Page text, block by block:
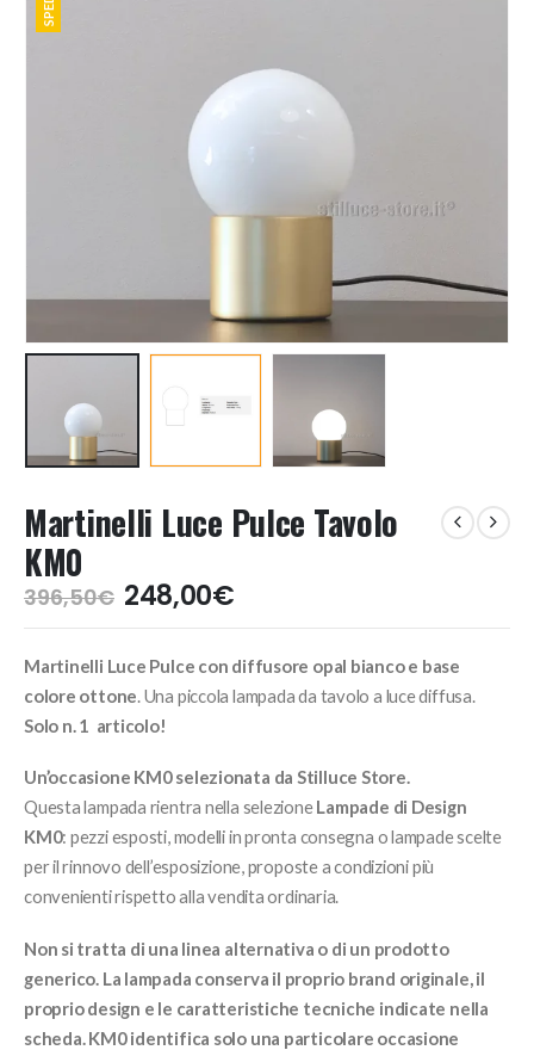
Martinelli Luce Pulce Tavolo
KM0
396,50€ Il
prezzo
era:
396,50€.
248,00€Il
prezzo
è:
248,00€.
Martinelli Luce Pulce con diffusore opal bianco e base
colore ottone. Una piccola lampada da tavolo a luce diffusa.
Solo n. 1 articolo!
Un’occasione KM0 selezionata da Stilluce Store.
Questa lampada rientra nella selezioneLampade di Design
KM0: pezzi esposti, modelli in pronta consegna o lampade scelte
per il rinnovo dell’esposizione, proposte a condizioni più
convenienti rispetto alla vendita ordinaria.
Non si tratta di una linea alternativa o di un prodotto
generico. La lampada conserva il proprio brand originale, il
proprio design e le caratteristiche tecniche indicate nella
scheda. KM0 identifica solo una particolare occasione